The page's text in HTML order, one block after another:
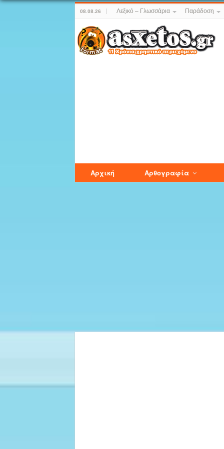
08.08.26 Λεξικό – Γλωσσάρια Παράδοση
Αρχική Αρθογραφία